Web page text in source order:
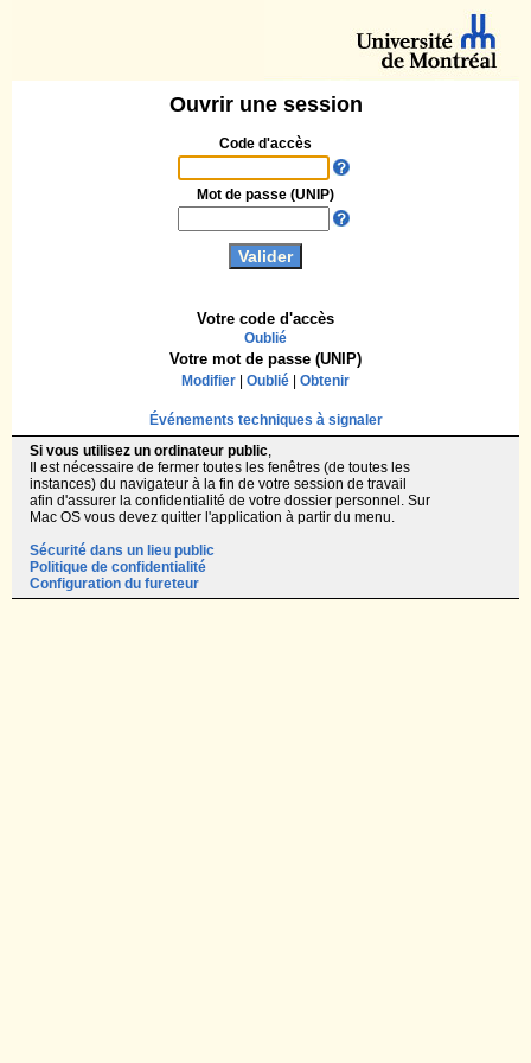
Ouvrir une session
Code d'accès
Votre code d'accès
Oublié
Mot de passe (UNIP)
Votre mot de passe (UNIP)
Modifier Oublié Obtenir
Événements techniques à signaler
Si vous utilisez un ordinateur public,
Il est nécessaire de fermer toutes les fenêtres (de toutes les
instances) du navigateur à la fin de votre session de travail
afin d'assurer la confidentialité de votre dossier personnel. Sur
Mac OS vous devez quitter l'application à partir du menu.
Sécurité dans un lieu public
Politique de confidentialité
Configuration du fureteur